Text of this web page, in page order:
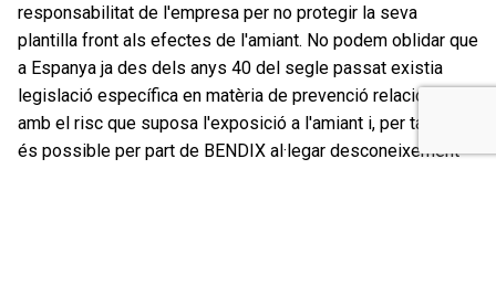
responsabilitat de l'empresa per no protegir la seva
plantilla front als efectes de l'amiant. No podem oblidar que
a Espanya ja des dels anys 40 del segle passat existia
legislació específica en matèria de prevenció relacionada
amb el risc que suposa l'exposició a l'amiant i, per tant, no
és possible per part de BENDIX al·legar desconeixement